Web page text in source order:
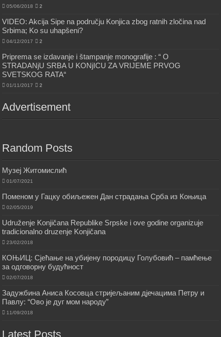
05/06/2018 2
VIDEO: Akcija Sipe na području Konjica zbog ratnih zločina nad
Srbima; Ko su uhapšeni?
04/12/2017 2
Priprema se izdavanje i štampanje monografije : “ O
STRADANjU SRBA U KONjICU ZA VRIJEME PRVOG
SVETSKOG RATA“
01/11/2017 2
Advertisement
Random Posts
Музеј Житомислић
01/07/2021
Поменом у Гацку обиљежен Дан страдања Срба из Коњица
02/05/2019
Udruženje Konjičana Republike Srpske i ove godine organizuje
tradicionalno druzenje Konjičana
23/02/2018
КОЊИЦ: Сјећање на убијену породицу Голубовић – памћење
за одговорну будућност
02/07/2018
Задужбина Аниса Косовца стријељаним дјечацима Петру и
Павлу: “Ово је дуг мом народу”
11/09/2018
Latest Posts